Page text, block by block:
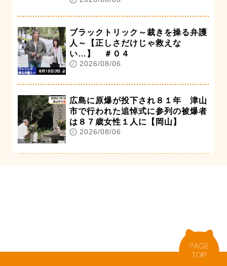
ブラックトリック～裁きを操る弁護
人～【正しさだけじゃ救えな
い…】 ＃０４
2026/08/06
広島に原爆が投下され８１年 津山
市で行われた追悼式に参列の被爆者
は８７歳女性１人に【岡山】
2026/08/06